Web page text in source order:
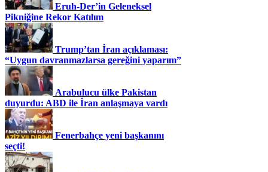
Eruh-Der’in Geleneksel
Pikniğine Rekor Katılım
Trump’tan İran açıklaması:
“Uygun davranmazlarsa gereğini yaparım”
Arabulucu ülke Pakistan
duyurdu: ABD ile İran anlaşmaya vardı
Fenerbahçe yeni başkanını
seçti!